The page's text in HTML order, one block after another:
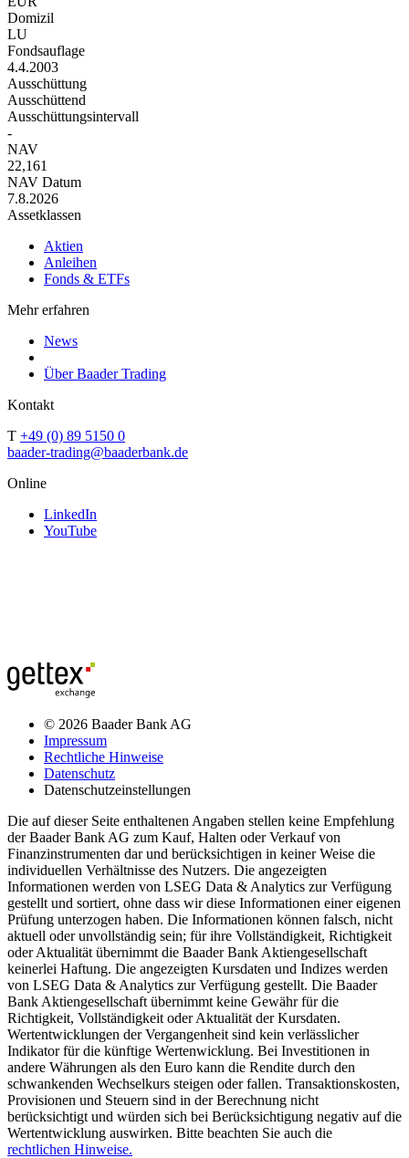
Domizil
LU
Fondsauflage
4.4.2003
Ausschüttung
Ausschüttend
Ausschüttungsintervall
-
NAV
22,161
NAV Datum
7.8.2026
Assetklassen
Aktien
Anleihen
Fonds & ETFs
Mehr erfahren
News
Über Baader Trading
Kontakt
T +49 (0) 89 5150 0
baader-trading@baaderbank.de
Online
LinkedIn
YouTube
© 2026 Baader Bank AG
Impressum
Rechtliche Hinweise
Datenschutz
Datenschutzeinstellungen
Die auf dieser Seite enthaltenen Angaben stellen keine Empfehlung
der Baader Bank AG zum Kauf, Halten oder Verkauf von
Finanzinstrumenten dar und berücksichtigen in keiner Weise die
individuellen Verhältnisse des Nutzers. Die angezeigten
Informationen werden von LSEG Data & Analytics zur Verfügung
gestellt und sortiert, ohne dass wir diese Informationen einer eigenen
Prüfung unterzogen haben. Die Informationen können falsch, nicht
aktuell oder unvollständig sein; für ihre Vollständigkeit, Richtigkeit
oder Aktualität übernimmt die Baader Bank Aktiengesellschaft
keinerlei Haftung. Die angezeigten Kursdaten und Indizes werden
von LSEG Data & Analytics zur Verfügung gestellt. Die Baader
Bank Aktiengesellschaft übernimmt keine Gewähr für die
Richtigkeit, Vollständigkeit oder Aktualität der Kursdaten.
Wertentwicklungen der Vergangenheit sind kein verlässlicher
Indikator für die künftige Wertenwicklung. Bei Investitionen in
andere Währungen als den Euro kann die Rendite durch den
schwankenden Wechselkurs steigen oder fallen. Transaktionskosten,
Provisionen und Steuern sind in der Berechnung nicht
berücksichtigt und würden sich bei Berücksichtigung negativ auf die
Wertentwicklung auswirken. Bitte beachten Sie auch die
rechtlichen Hinweise.